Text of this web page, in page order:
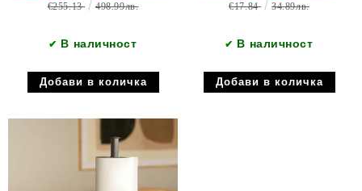
€255.13 498.99лв.
✔ В наличност
€17.84 34.89лв.
✔ В наличност